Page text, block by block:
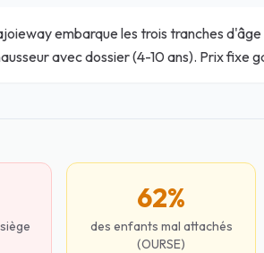
embarque les trois tranches
avec dossier (4-10 ans). Prix fixe
62%
des enfants mal attachés
(OURSE)